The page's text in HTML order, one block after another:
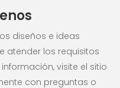
diseños e ideas
atender los requisitos
visite el sitio
con preguntas o